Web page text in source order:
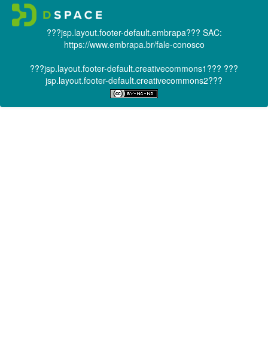
???jsp.layout.footer-default.embrapa??? SAC:
https://www.embrapa.br/fale-conosco
???jsp.layout.footer-default.creativecommons1??? ???
jsp.layout.footer-default.creativecommons2???